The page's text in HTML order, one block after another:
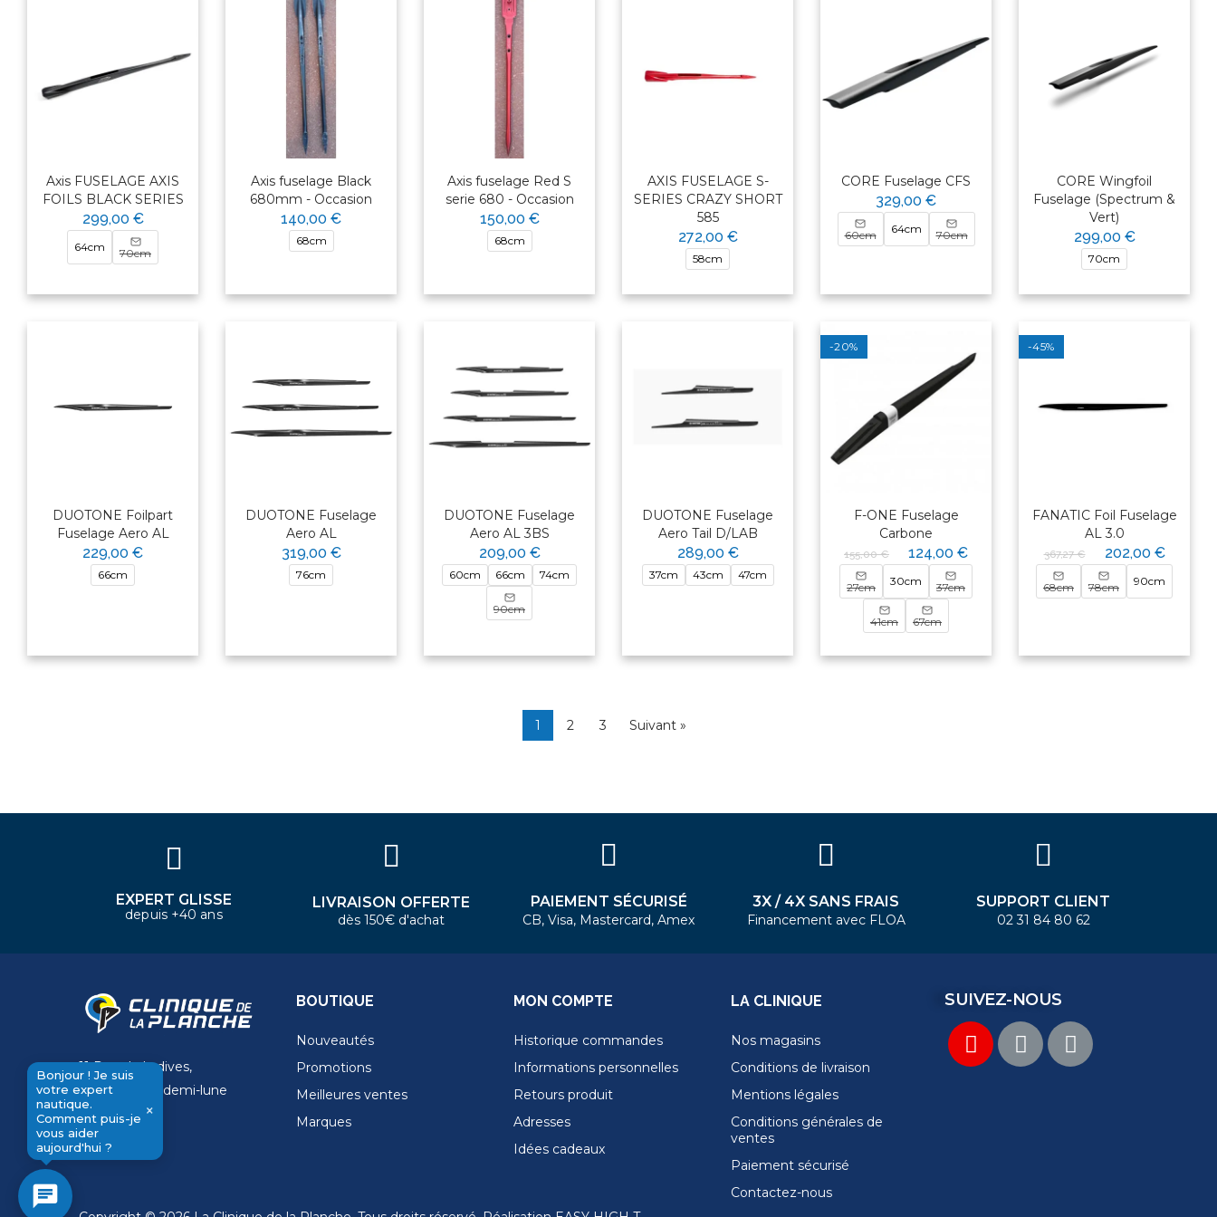
Axis FUSELAGE AXIS
FOILS BLACK SERIES
299,00 €
64cm 70cm
Axis fuselage Black
680mm - Occasion
140,00 €
68cm
Axis fuselage Red S
serie 680 - Occasion
150,00 €
68cm
AXIS FUSELAGE S-
SERIES CRAZY SHORT
585
272,00 €
58cm
CORE Fuselage CFS
329,00 €
60cm 64cm 70cm
CORE Wingfoil
Fuselage (Spectrum &
Vert)
299,00 €
70cm
DUOTONE Foilpart
Fuselage Aero AL
229,00 €
66cm
DUOTONE Fuselage
Aero AL
319,00 €
76cm
DUOTONE Fuselage
Aero AL 3BS
209,00 €
60cm 66cm 74cm
90cm
DUOTONE Fuselage
Aero Tail D/LAB
289,00 €
37cm 43cm 47cm
-20%
F-ONE Fuselage
Carbone
155,00 € 124,00 €
27cm 30cm 37cm
41cm 67cm
-45%
FANATIC Foil Fuselage
AL 3.0
367,27 € 202,00 €
68cm 78cm 90cm
1 2 3 Suivant »
send
Bonjour ! Je suis
votre expert
nautique.
Comment puis-je
vous aider
aujourd'hui ?
×
chat
EXPERT GLISSE
depuis +40 ans
LIVRAISON OFFERTE
dès 150€ d'achat
PAIEMENT SÉCURISÉ
CB, Visa, Mastercard, Amex
3X / 4X SANS FRAIS
Financement avec FLOA
SUPPORT CLIENT
02 31 84 80 62
11 Rue de la dives,
4 Place de la demi-lune
14000 Caen
BOUTIQUE
Nouveautés
Promotions
Meilleures ventes
Marques
MON COMPTE
Historique commandes
Informations personnelles
Retours produit
Adresses
Idées cadeaux
LA CLINIQUE
Nos magasins
Conditions de livraison
Mentions légales
Conditions générales de
ventes
Paiement sécurisé
Contactez-nous
SUIVEZ-NOUS